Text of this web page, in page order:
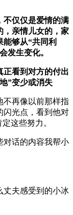
不仅仅是爱情的满
，亲情儿女的，家
够从“共同利
发生变化。
正看到对方的付出
”变少或消失
不再像以前那样指
闪光点，看到他对
这些努力。
对话的内容我帮小
丈夫感受到的小冰